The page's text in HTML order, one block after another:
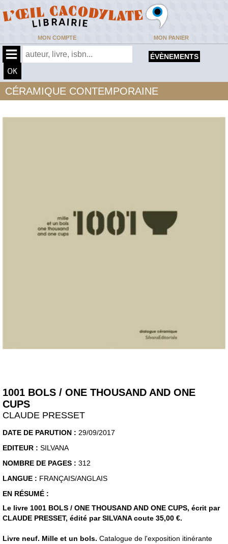
MON COMPTE MON PANIER
ÉVÈNEMENTS
CÉRAMIQUE CONTEMPORAINE
1001 BOLS / ONE THOUSAND AND ONE
CUPS
CLAUDE PRESSET
DATE DE PARUTION : 29/09/2017
EDITEUR : SILVANA
NOMBRE DE PAGES : 312
LANGUE : FRANÇAIS/ANGLAIS
EN RÉSUMÉ :
Le livre 1001 BOLS / ONE THOUSAND AND ONE CUPS, écrit par
CLAUDE PRESSET, édité par SILVANA coute 35,00 €.
Livre neuf. Mille et un bols. Catalogue de l'exposition itinérante